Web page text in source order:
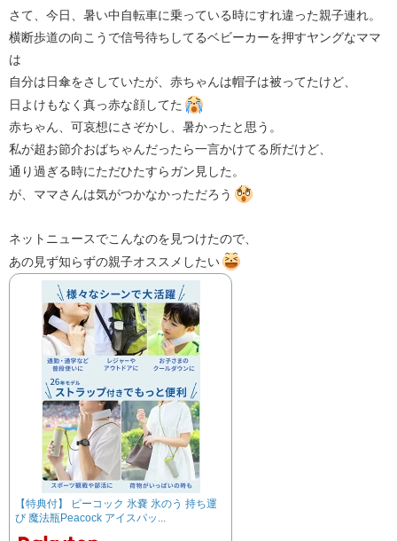
さて、今日、暑い中自転車に乗っている時にすれ違った親子連れ。
横断歩道の向こうで信号待ちしてるベビーカーを押すヤングなママ
は
自分は日傘をさしていたが、赤ちゃんは帽子は被ってたけど、
日よけもなく真っ赤な顔してた
赤ちゃん、可哀想にさぞかし、暑かったと思う。
私が超お節介おばちゃんだったら一言かけてる所だけど、
通り過ぎる時にただひたすらガン見した。
が、ママさんは気がつかなかっただろう
ネットニュースでこんなのを見つけたので、
あの見ず知らずの親子オススメしたい
【特典付】 ピーコック 氷嚢 氷のう 持ち運
び 魔法瓶Peacock アイスパッ...